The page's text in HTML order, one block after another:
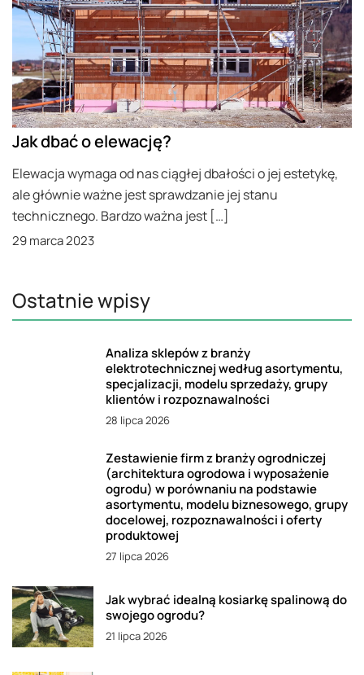
Jak dbać o elewację?
Elewacja wymaga od nas ciągłej dbałości o jej estetykę,
ale głównie ważne jest sprawdzanie jej stanu
technicznego. Bardzo ważna jest […]
29 marca 2023
Ostatnie wpisy
Analiza sklepów z branży
elektrotechnicznej według asortymentu,
specjalizacji, modelu sprzedaży, grupy
klientów i rozpoznawalności
28 lipca 2026
Zestawienie firm z branży ogrodniczej
(architektura ogrodowa i wyposażenie
ogrodu) w porównaniu na podstawie
asortymentu, modelu biznesowego, grupy
docelowej, rozpoznawalności i oferty
produktowej
27 lipca 2026
Jak wybrać idealną kosiarkę spalinową do
swojego ogrodu?
21 lipca 2026